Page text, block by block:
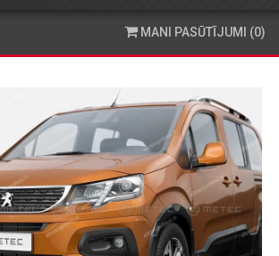
MANI PASŪTĪJUMI (0)